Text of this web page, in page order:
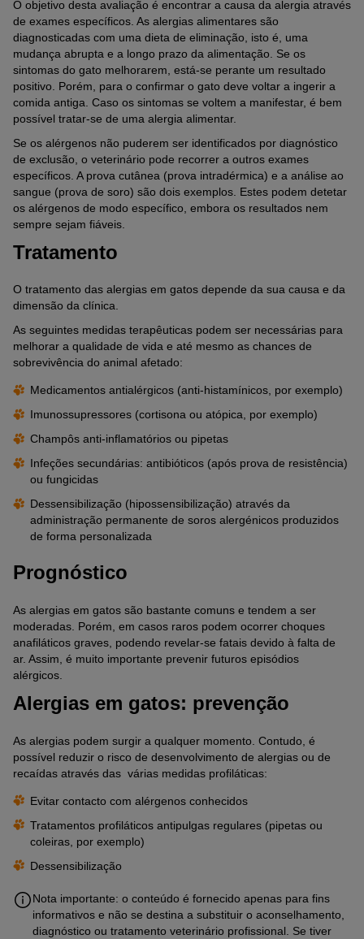
O objetivo desta avaliação é encontrar a causa da alergia através
de exames específicos. As alergias alimentares são
diagnosticadas com uma dieta de eliminação, isto é, uma
mudança abrupta e a longo prazo da alimentação. Se os
sintomas do gato melhorarem, está-se perante um resultado
positivo. Porém, para o confirmar o gato deve voltar a ingerir a
comida antiga. Caso os sintomas se voltem a manifestar, é bem
possível tratar-se de uma alergia alimentar.
Se os alérgenos não puderem ser identificados por diagnóstico
de exclusão, o veterinário pode recorrer a outros exames
específicos. A prova cutânea (prova intradérmica) e a análise ao
sangue (prova de soro) são dois exemplos. Estes podem detetar
os alérgenos de modo específico, embora os resultados nem
sempre sejam fiáveis.
Tratamento
O tratamento das alergias em gatos depende da sua causa e da
dimensão da clínica.
As seguintes medidas terapêuticas podem ser necessárias para
melhorar a qualidade de vida e até mesmo as chances de
sobrevivência do animal afetado:
Medicamentos antialérgicos (anti-histamínicos, por exemplo)
Imunossupressores (cortisona ou atópica, por exemplo)
Champôs anti-inflamatórios ou pipetas
Infeções secundárias: antibióticos (após prova de resistência)
ou fungicidas
Dessensibilização (hipossensibilização) através da
administração permanente de soros alergénicos produzidos
de forma personalizada
Prognóstico
As alergias em gatos são bastante comuns e tendem a ser
moderadas. Porém, em casos raros podem ocorrer choques
anafiláticos graves, podendo revelar-se fatais devido à falta de
ar. Assim, é muito importante prevenir futuros episódios
alérgicos.
Alergias em gatos: prevenção
As alergias podem surgir a qualquer momento. Contudo, é
possível reduzir o risco de desenvolvimento de alergias ou de
recaídas através das várias medidas profiláticas:
Evitar contacto com alérgenos conhecidos
Tratamentos profiláticos antipulgas regulares (pipetas ou
coleiras, por exemplo)
Dessensibilização
Nota importante: o conteúdo é fornecido apenas para fins
informativos e não se destina a substituir o aconselhamento,
diagnóstico ou tratamento veterinário profissional. Se tiver